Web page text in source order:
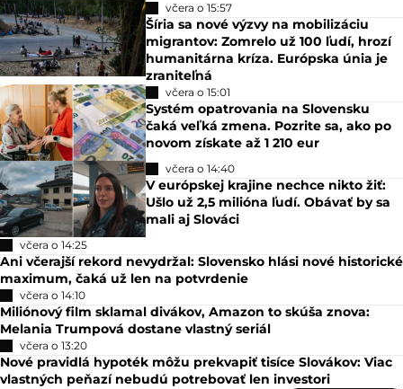
včera o 15:57
Šíria sa nové výzvy na mobilizáciu
migrantov: Zomrelo už 100 ľudí, hrozí
humanitárna kríza. Európska únia je
zraniteľná
včera o 15:01
Systém opatrovania na Slovensku
čaká veľká zmena. Pozrite sa, ako po
novom získate až 1 210 eur
včera o 14:40
V európskej krajine nechce nikto žiť:
Ušlo už 2,5 milióna ľudí. Obávať by sa
mali aj Slováci
včera o 14:25
Ani včerajší rekord nevydržal: Slovensko hlási nové historické
maximum, čaká už len na potvrdenie
včera o 14:10
Miliónový film sklamal divákov, Amazon to skúša znova:
Melania Trumpová dostane vlastný seriál
včera o 13:20
Nové pravidlá hypoték môžu prekvapiť tisíce Slovákov: Viac
vlastných peňazí nebudú potrebovať len investori